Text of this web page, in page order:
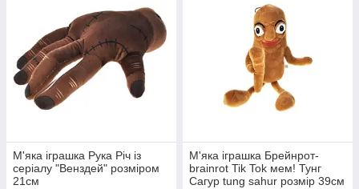
М'яка іграшка Рука Річ із
серіалу "Венздей" розміром
21см
М'яка іграшка Брейнрот-
brainrot Tik Tok мем! Тунг
Сагур tung sahur розмір 39см